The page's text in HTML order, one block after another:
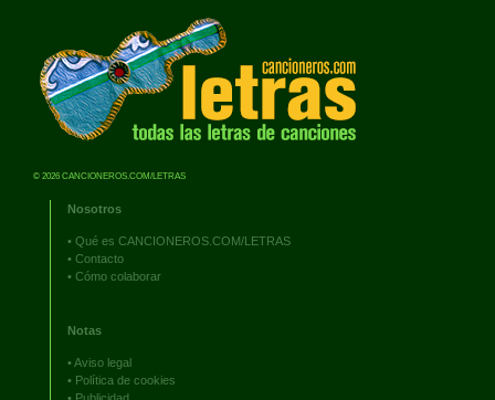
© 2026 CANCIONEROS.COM/LETRAS
Nosotros
• Qué es CANCIONEROS.COM/LETRAS
• Contacto
• Cómo colaborar
Notas
•Aviso legal
• Política de cookies